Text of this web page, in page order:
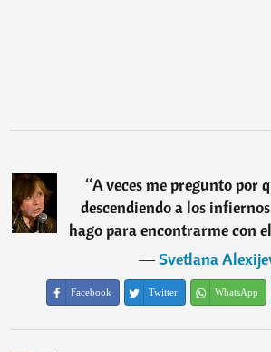
“A veces me pregunto por
descendiendo a los
hago para encontrarme con
―Svetlana
Facebook Twitter WhatsApp